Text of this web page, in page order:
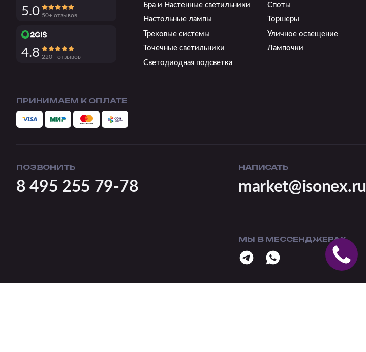
5.0 50+ отзывов
4.8 220+ отзывов
ПРИНИМАЕМ К ОПЛАТЕ
Бра и Настенные светильники
Споты
Настольные лампы
Торшеры
Трековые системы
Уличное освещение
Точечные светильники
Лампочки
Светодиодная подсветка
ПОЗВОНИТЬ
8 495 255 79-78
НАПИСАТЬ
market@isonex.ru
МЫ В МЕССЕНДЖЕРАХ